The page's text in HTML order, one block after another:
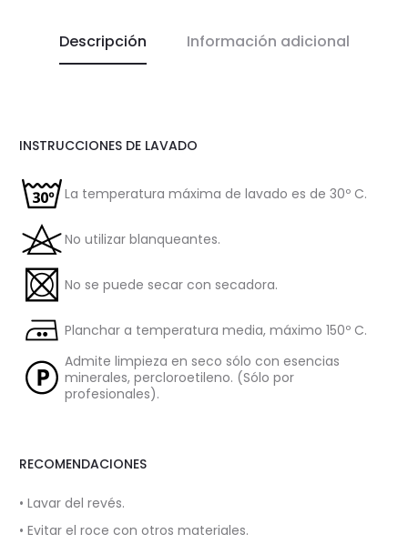
Descripción Información adicional
INSTRUCCIONES DE LAVADO
La temperatura máxima de lavado es de 30º C.
No utilizar blanqueantes.
No se puede secar con secadora.
Planchar a temperatura media, máximo 150º C.
Admite limpieza en seco sólo con esencias
minerales, percloroetileno. (Sólo por
profesionales).
RECOMENDACIONES
• Lavar del revés.
• Evitar el roce con otros materiales.